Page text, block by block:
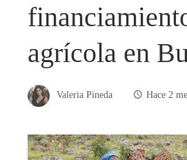
agrícola en
Valeria Pineda Hace 2